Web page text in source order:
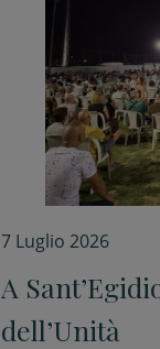
7 Luglio 2026
A
dell’Unità